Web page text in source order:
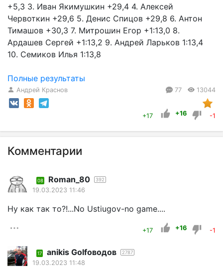
+5,3 3. Иван Якимушкин +29,4 4. Алексей
Червоткин +29,6 5. Денис Спицов +29,8 6. Антон
Тимашов +30,3 7. Митрошин Егор +1:13,0 8.
Ардашев Сергей +1:13,2 9. Андрей Ларьков 1:13,4
10. Семиков Илья 1:13,8
Полные результаты
Андрей Краснов 77 13044
+17 +16 -1
Комментарии
08 Roman_80 392
19.03.2023 11:46
Ну как так то?!...No Ustiugov-no game....
+17 +16 -1
17 anikis Golfоводов 2787
19.03.2023 11:48